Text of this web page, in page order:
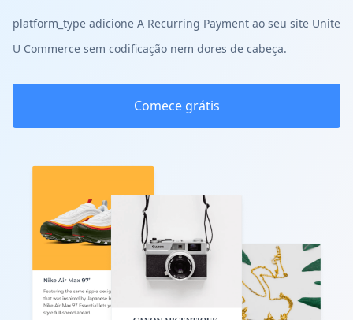
platform_type adicione A Recurring Payment ao seu site Unite
U Commerce sem codificação nem dores de cabeça.
Comece grátis